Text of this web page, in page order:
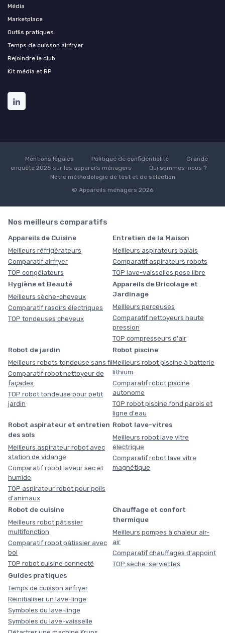
Média
Marketplace
Outils pratiques
Temps de cuisson airfryer
Rejoindre le club
Kit média et RP
Mentions légales Politique de confidentialité
Grande
enquête 2025 sur les appareils ménagers
Qui sommes-nous ?
Notre méthodologie de test et de sélection
© Appareils ménagers 2026
Nos meilleurs comparatifs
Appareils de Cuisine
Meilleurs réfrigérateurs
Comparatif airfryer
TOP congélateurs
Entretien de la Maison
Meilleurs aspirateurs balais
Comparatif aspirateurs robots
TOP lave-vaisselles pose libre
Hygiène et Beauté
Meilleurs sèche-cheveux
Comparatif rasoirs électriques
TOP tondeuses cheveux
Appareils de Bricolage et
Jardinage
Meilleurs perceuses
Comparatif nettoyeurs haute
pression
TOP compresseurs d'air
Robot de jardin
Meilleurs robots tondeuse sans fil
Comparatif robot nettoyeur de
façades
TOP robot tondeuse pour petit
jardin
Robot piscine
Meilleurs robot piscine à batterie
lithium
Comparatif robot piscine
autonome
TOP robot piscine fond parois et
ligne d'eau
Robot aspirateur et entretien
des sols
Meilleurs aspirateur robot avec
station de vidange
Comparatif robot laveur sec et
humide
TOP aspirateur robot pour poils
d'animaux
Robot lave-vitres
Meilleurs robot lave vitre
électrique
Comparatif robot lave vitre
magnétique
Robot de cuisine
Meilleurs robot pâtissier
multifonction
Comparatif robot pâtissier avec
bol
TOP robot cuisine connecté
Chauffage et confort
thermique
Meilleurs pompes à chaleur air-
air
Comparatif chauffages d'appoint
TOP sèche-serviettes
Guides pratiques
Temps de cuisson airfryer
Réinitialiser un lave-linge
Symboles du lave-linge
Symboles du lave-vaisselle